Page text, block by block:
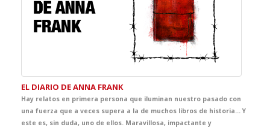
EL DIARIO DE ANNA FRANK
Hay relatos en primera persona que iluminan nuestro pasado con
una fuerza que a veces supera a la de muchos libros de historia… Y
este es, sin duda, uno de ellos. Maravillosa, impactante y